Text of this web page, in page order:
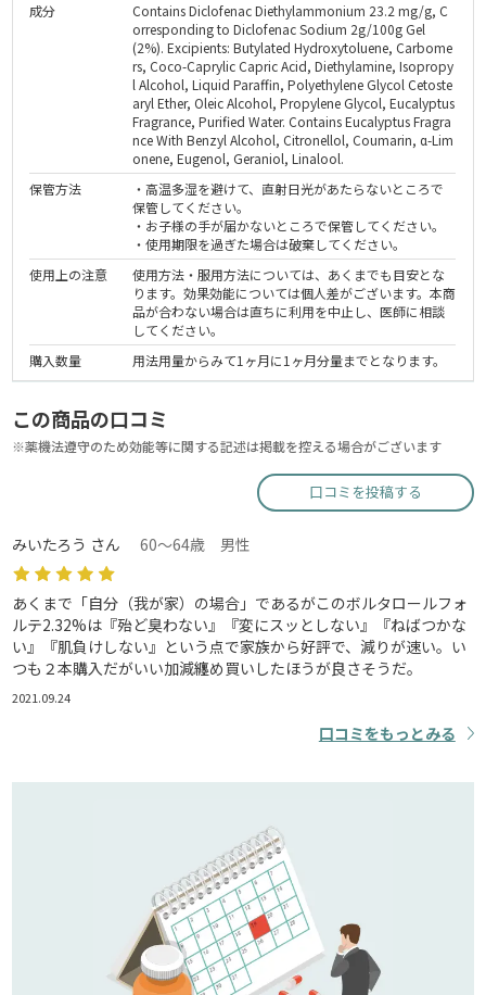
成分
Contains Diclofenac Diethylammonium 23.2 mg/g, C
orresponding to Diclofenac Sodium 2g/100g Gel
(2%). Excipients: Butylated Hydroxytoluene, Carbome
rs, Coco-Caprylic Capric Acid, Diethylamine, Isopropy
l Alcohol, Liquid Paraffin, Polyethylene Glycol Cetoste
aryl Ether, Oleic Alcohol, Propylene Glycol, Eucalyptus
Fragrance, Purified Water. Contains Eucalyptus Fragra
nce With Benzyl Alcohol, Citronellol, Coumarin, α-Lim
onene, Eugenol, Geraniol, Linalool.
保管方法
・高温多湿を避けて、直射日光があたらないところで
保管してください。
・お子様の手が届かないところで保管してください。
・使用期限を過ぎた場合は破棄してください。
使用上の注意
使用方法・服用方法については、あくまでも目安とな
ります。効果効能については個人差がございます。本商
品が合わない場合は直ちに利用を中止し、医師に相談
してください。
購入数量
用法用量からみて1ヶ月に1ヶ月分量までとなります。
この商品の口コミ
※薬機法遵守のため効能等に関する記述は掲載を控える場合がございます
口コミを投稿する
みいたろう さん 60～64歳 男性
あくまで「自分（我が家）の場合」であるがこのボルタロールフォ
ルテ2.32%は『殆ど臭わない』『変にスッとしない』『ねばつかな
い』『肌負けしない』という点で家族から好評で、減りが速い。い
つも２本購入だがいい加減纏め買いしたほうが良さそうだ。
2021.09.24
口コミをもっとみる